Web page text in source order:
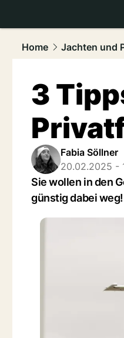
Home
Jachten und
3
Fabia Söllner
20.02.2025 -
Sie wollen in den
günstig dabei weg!